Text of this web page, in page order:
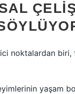
noktalardan biri,
yaşam